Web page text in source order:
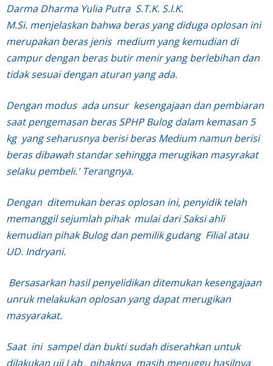
Darma Dharma Yulia Putra S.T.K. S.I.K.
M.Si. menjelaskan bahwa beras yang diduga oplosan ini
merupakan beras jenis medium yang kemudian di
campur dengan beras butir menir yang berlebihan dan
tidak sesuai dengan aturan yang ada.
Dengan modus ada unsur kesengajaan dan pembiaran
saat pengemasan beras SPHP Bulog dalam kemasan 5
kg yang seharusnya berisi beras Medium namun berisi
beras dibawah standar sehingga merugikan masyrakat
selaku pembeli.' Terangnya.
Dengan ditemukan beras oplosan ini, penyidik telah
memanggil sejumlah pihak mulai dari Saksi ahli
kemudian pihak Bulog dan pemilik gudang Filial atau
UD. Indryani.
Bersasarkan hasil penyelidikan ditemukan kesengajaan
unruk melakukan oplosan yang dapat merugikan
masyarakat.
Saat ini sampel dan bukti sudah diserahkan untuk
dilakukan uji Lab , pihaknya masih menuggu hasilnya